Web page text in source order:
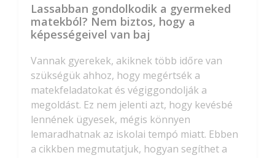
Lassabban gondolkodik a gyermeked
matekból? Nem biztos, hogy a
képességeivel van baj
Vannak gyerekek, akiknek több időre van
szükségük ahhoz, hogy megértsék a
matekfeladatokat és végiggondolják a
megoldást. Ez nem jelenti azt, hogy kevésbé
lennének ügyesek, mégis könnyen
lemaradhatnak az iskolai tempó miatt. Ebben
a cikkben megmutatjuk, hogyan segíthet a